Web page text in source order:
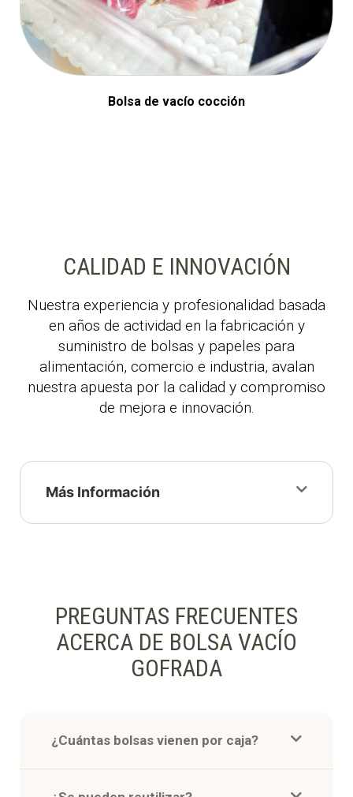
Bolsa de vacío cocción
CALIDAD E INNOVACIÓN
Nuestra experiencia y profesionalidad basada
en años de actividad en la fabricación y
suministro de bolsas y papeles para
alimentación, comercio e industria, avalan
nuestra apuesta por la calidad y compromiso
de mejora e innovación.
Más Información
PREGUNTAS FRECUENTES
ACERCA DE BOLSA VACÍO
GOFRADA
¿Cuántas bolsas vienen por caja?